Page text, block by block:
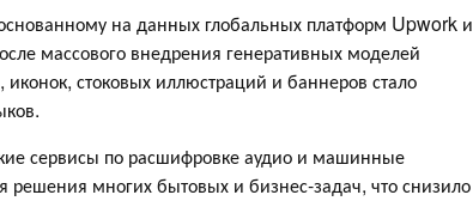
основанному на данных глобальных платформ Upwork и
массового внедрения генеративных моделей
стоковых иллюстраций и баннеров стало
сервисы по расшифровке аудио и машинные
решения многих бытовых и бизнес-задач, что снизило